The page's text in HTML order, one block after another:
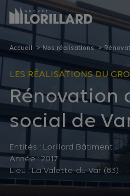
Accueil Nos réalisations
LES RÉALISATIONS DU
Rénovation
social de
Entités : Lorillard Bâtiment
Année :2017
Lieu :La Valette-du-Var (83)
Panneau de gestion des